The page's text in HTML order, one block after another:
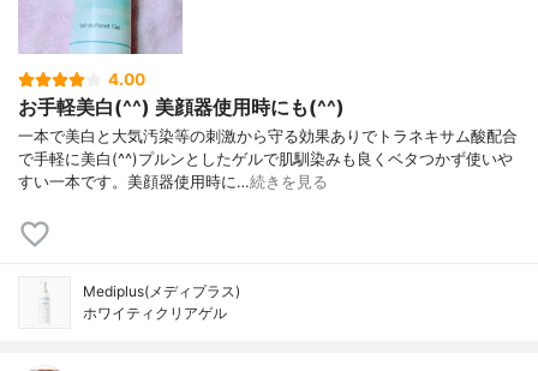
4.00
お手軽美白(^^) 美顔器使用時にも(^^)
一本で美白と大気汚染等の刺激から守る効果ありでトラネキサム酸配合
で手軽に美白(^^)プルンとしたゲルで肌馴染みも良くベタつかず使いや
すい一本です。美顔器使用時に…続きを見る
Mediplus(メディプラス)
ホワイティクリアゲル